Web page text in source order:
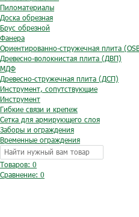
Пиломатериалы
Доска обрезная
Брус обрезной
Фанера
Ориентированно-стружечная плита
Древесно-волокнистая плита (ДВП)
МДФ
Древесно-стружечная плита (ДСП)
Инструмент, сопутствующие
Инструмент
Гибкие связи и крепеж
Сетка для армирующего слоя
Заборы и ограждения
Временные ограждения
Товаров: 0
Сравнение: 0